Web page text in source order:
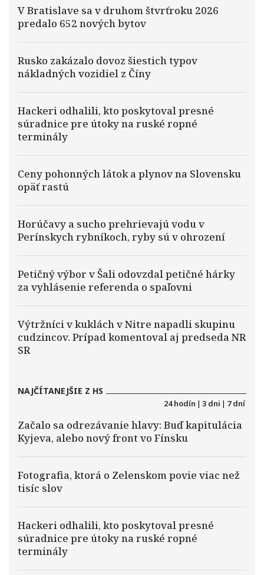
V Bratislave sa v druhom štvrťroku 2026
predalo 652 nových bytov
Rusko zakázalo dovoz šiestich typov
nákladných vozidiel z Číny
Hackeri odhalili, kto poskytoval presné
súradnice pre útoky na ruské ropné
terminály
Ceny pohonných látok a plynov na Slovensku
opäť rastú
Horúčavy a sucho prehrievajú vodu v
Perínskych rybníkoch, ryby sú v ohrození
Petičný výbor v Šali odovzdal petičné hárky
za vyhlásenie referenda o spaľovni
Výtržníci v kuklách v Nitre napadli skupinu
cudzincov. Prípad komentoval aj predseda NR
SR
NAJČÍTANEJŠIE Z HS
24 hodín | 3 dni | 7 dní
Začalo sa odrezávanie hlavy: Buď kapitulácia
Kyjeva, alebo nový front vo Fínsku
Fotografia, ktorá o Zelenskom povie viac než
tisíc slov
Hackeri odhalili, kto poskytoval presné
súradnice pre útoky na ruské ropné
terminály